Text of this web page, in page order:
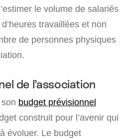
le volume de salariés
travaillées et non
de personnes physiques
de l’association
budget prévisionnel
construit pour l’avenir qui
évoluer. Le budget